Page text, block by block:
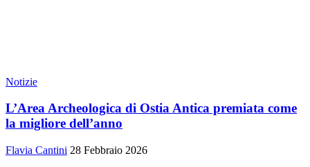
Notizie
L’Area Archeologica di Ostia Antica premiata come
la migliore dell’anno
Flavia Cantini 28 Febbraio 2026